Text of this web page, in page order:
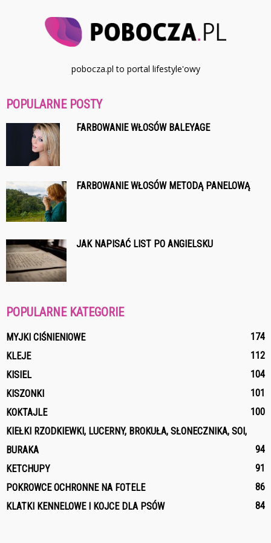
pobocza.pl to portal lifestyle'owy
POPULARNE POSTY
FARBOWANIE WŁOSÓW BALEYAGE
FARBOWANIE WŁOSÓW METODĄ PANELOWĄ
JAK NAPISAĆ LIST PO ANGIELSKU
POPULARNE KATEGORIE
MYJKI CIŚNIENIOWE
174
KLEJE
112
KISIEL
104
KISZONKI
101
KOKTAJLE
100
KIEŁKI RZODKIEWKI, LUCERNY, BROKUŁA, SŁONECZNIKA, SOI,
BURAKA
94
KETCHUPY
91
POKROWCE OCHRONNE NA FOTELE
86
KLATKI KENNELOWE I KOJCE DLA PSÓW
84